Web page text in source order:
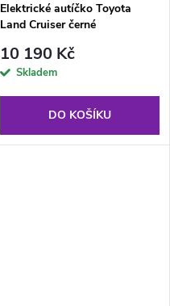
Elektrické autíčko Toyota
Land Cruiser černé
10 190 Kč
Skladem
DO KOŠÍKU